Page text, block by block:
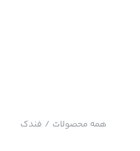
همه محصولات / فندک